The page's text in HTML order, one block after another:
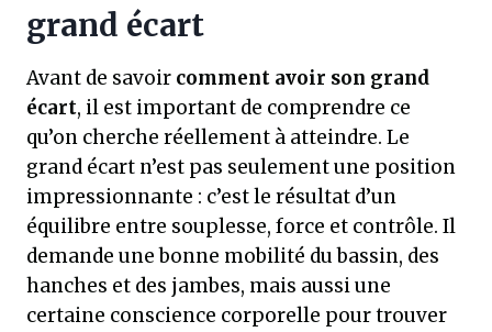
grand écart
Avant de savoir comment avoir son grand
écart, il est important de comprendre ce
qu’on cherche réellement à atteindre. Le
grand écart n’est pas seulement une position
impressionnante : c’est le résultat d’un
équilibre entre souplesse, force et contrôle. Il
demande une bonne mobilité du bassin, des
hanches et des jambes, mais aussi une
certaine conscience corporelle pour trouver